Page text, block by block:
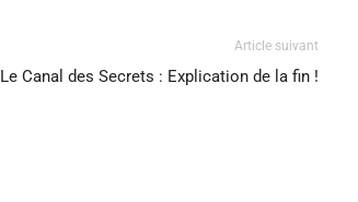
Article suivant
Le Canal des Secrets : Explication de la fin !